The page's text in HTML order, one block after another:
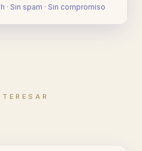
· Sin spam · Sin compromiso